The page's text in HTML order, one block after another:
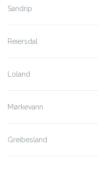
Sandrip
Reiersdal
Loland
Mørkevann
Greibesland